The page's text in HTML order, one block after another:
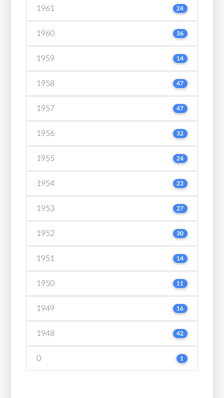
1961 24
1960 36
1959 14
1958 47
1957 47
1956 32
1955 24
1954 23
1953 27
1952 30
1951 14
1950 11
1949 16
1948 42
0 1